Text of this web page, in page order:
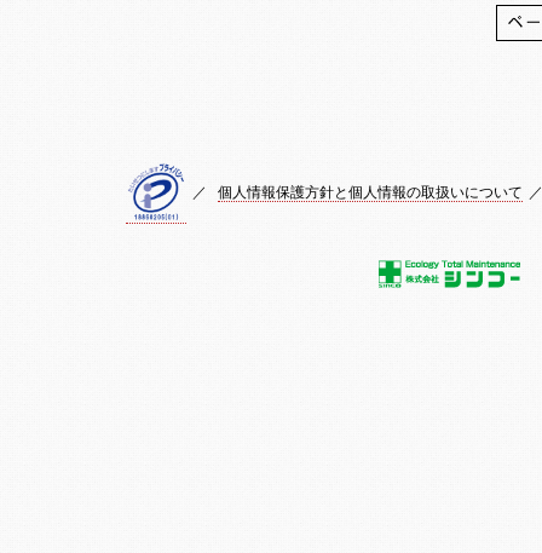
／ 個人情報保護方針と個人情報の取扱いについて ／